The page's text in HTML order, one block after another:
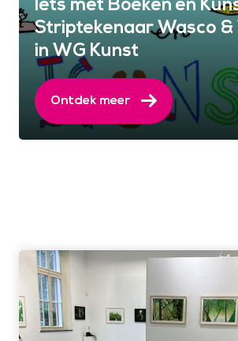
Iets met Boeken en Kunst–
Striptekenaar Wasco &
in WG Kunst
Ontdek meer